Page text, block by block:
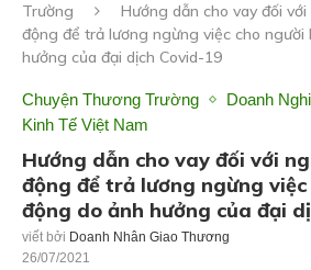
Trường
Hướng dẫn cho vay đối
động để trả lương ngừng việc cho người
hưởng của đại dịch Covid-19
Chuyện Thương Trường
Doanh
Kinh Tế Việt Nam
Hướng dẫn cho vay đối với
động để trả lương ngừng
động do ảnh hưởng của đại
viết bởi Doanh Nhân Giao Thương
26/07/2021